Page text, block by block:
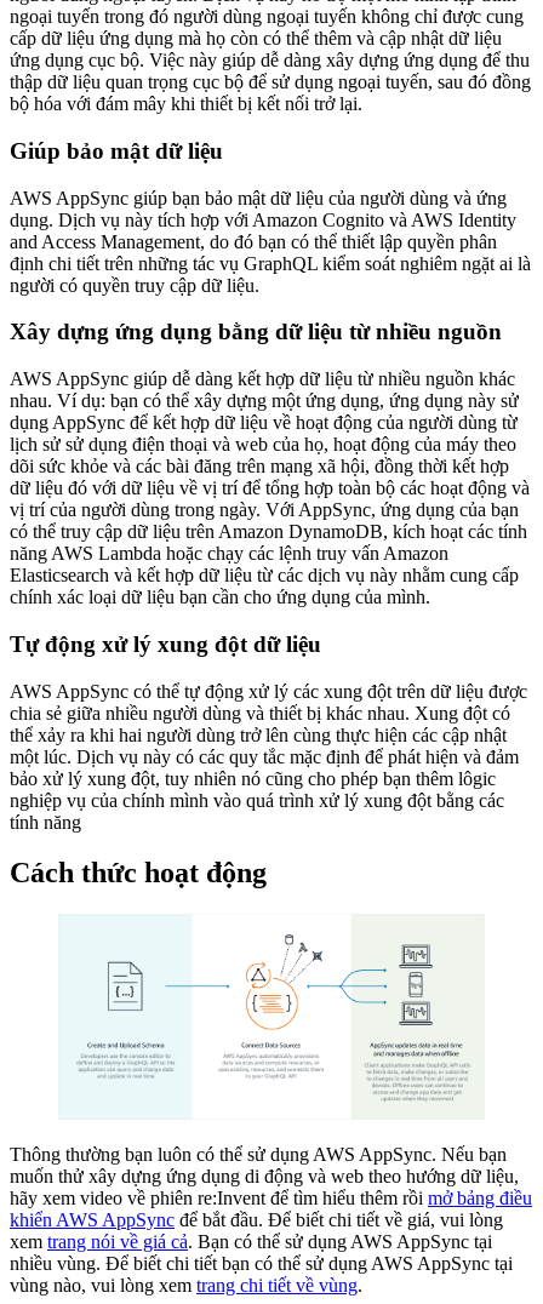
ngoại tuyến trong đó người dùng ngoại tuyến không chỉ được cung
cấp dữ liệu ứng dụng mà họ còn có thể thêm và cập nhật dữ liệu
ứng dụng cục bộ. Việc này giúp dễ dàng xây dựng ứng dụng để thu
thập dữ liệu quan trọng cục bộ để sử dụng ngoại tuyến, sau đó đồng
bộ hóa với đám mây khi thiết bị kết nối trở lại.
Giúp bảo mật dữ liệu
AWS AppSync giúp bạn bảo mật dữ liệu của người dùng và ứng
dụng. Dịch vụ này tích hợp với Amazon Cognito và AWS Identity
and Access Management, do đó bạn có thể thiết lập quyền phân
định chi tiết trên những tác vụ GraphQL kiểm soát nghiêm ngặt ai là
người có quyền truy cập dữ liệu.
Xây dựng ứng dụng bằng dữ liệu từ nhiều nguồn
AWS AppSync giúp dễ dàng kết hợp dữ liệu từ nhiều nguồn khác
nhau. Ví dụ: bạn có thể xây dựng một ứng dụng, ứng dụng này sử
dụng AppSync để kết hợp dữ liệu về hoạt động của người dùng từ
lịch sử sử dụng điện thoại và web của họ, hoạt động của máy theo
dõi sức khỏe và các bài đăng trên mạng xã hội, đồng thời kết hợp
dữ liệu đó với dữ liệu về vị trí để tổng hợp toàn bộ các hoạt động và
vị trí của người dùng trong ngày. Với AppSync, ứng dụng của bạn
có thể truy cập dữ liệu trên Amazon DynamoDB, kích hoạt các tính
năng AWS Lambda hoặc chạy các lệnh truy vấn Amazon
Elasticsearch và kết hợp dữ liệu từ các dịch vụ này nhằm cung cấp
chính xác loại dữ liệu bạn cần cho ứng dụng của mình.
Tự động xử lý xung đột dữ liệu
AWS AppSync có thể tự động xử lý các xung đột trên dữ liệu được
chia sẻ giữa nhiều người dùng và thiết bị khác nhau. Xung đột có
thể xảy ra khi hai người dùng trở lên cùng thực hiện các cập nhật
một lúc. Dịch vụ này có các quy tắc mặc định để phát hiện và đảm
bảo xử lý xung đột, tuy nhiên nó cũng cho phép bạn thêm lôgic
nghiệp vụ của chính mình vào quá trình xử lý xung đột bằng các
tính năng
Cách thức hoạt động
Thông thường bạn luôn có thể sử dụng AWS AppSync. Nếu bạn
muốn thử xây dựng ứng dụng di động và web theo hướng dữ liệu,
hãy xem video về phiên re:Invent để tìm hiểu thêm rồi mở bảng điều
khiển AWS AppSync để bắt đầu. Để biết chi tiết về giá, vui lòng
xem trang nói về giá cả. Bạn có thể sử dụng AWS AppSync tại
nhiều vùng. Để biết chi tiết bạn có thể sử dụng AWS AppSync tại
vùng nào, vui lòng xem trang chi tiết về vùng.